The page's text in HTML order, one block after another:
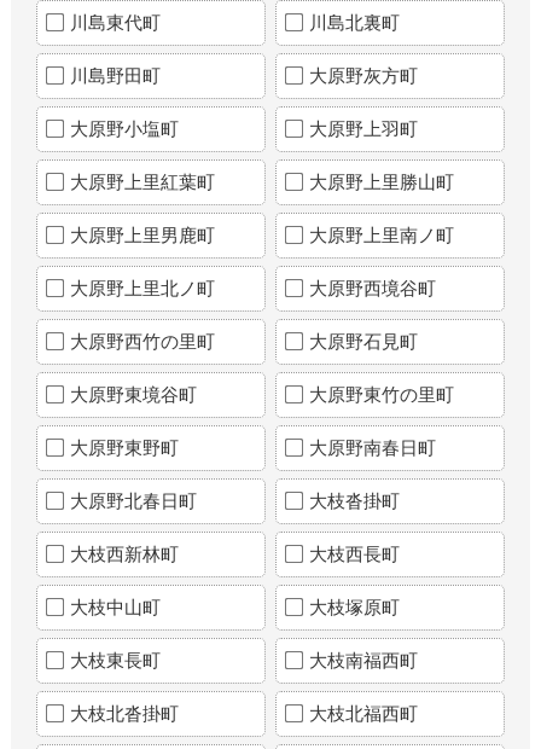
川島東代町 川島北裏町
川島野田町 大原野灰方町
大原野小塩町 大原野上羽町
大原野上里紅葉町 大原野上里勝山町
大原野上里男鹿町 大原野上里南ノ町
大原野上里北ノ町 大原野西境谷町
大原野西竹の里町 大原野石見町
大原野東境谷町 大原野東竹の里町
大原野東野町 大原野南春日町
大原野北春日町 大枝沓掛町
大枝西新林町 大枝西長町
大枝中山町 大枝塚原町
大枝東長町 大枝南福西町
大枝北沓掛町 大枝北福西町